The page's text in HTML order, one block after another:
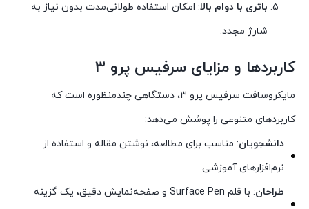
باتری با دوام بالا: امکان استفاده طولانی‌مدت بدون نیاز به
شارژ مجدد.
کاربردها و مزایای سرفیس پرو 3
مایکروسافت سرفیس پرو 3، دستگاهی چندمنظوره است که
کاربردهای متنوعی را پوشش می‌دهد:
دانشجویان: مناسب برای مطالعه، نوشتن مقاله و استفاده از
نرم‌افزارهای آموزشی.
طراحان
: با قلم Surface Pen و صفحه‌نمایش دقیق، یک گزینه